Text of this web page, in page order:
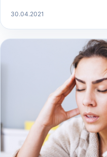
30.04.2021